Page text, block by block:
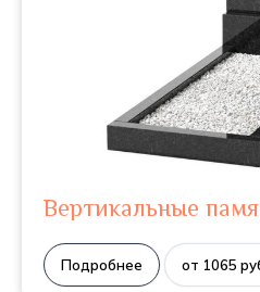
Вертикальные
Подробнее от 1065